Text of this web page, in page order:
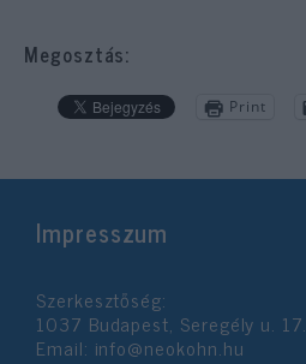
Megosztás:
Print
Impresszum
Szerkesztőség:
1037 Budapest, Seregély u. 17.
Email: info@neokohn.hu